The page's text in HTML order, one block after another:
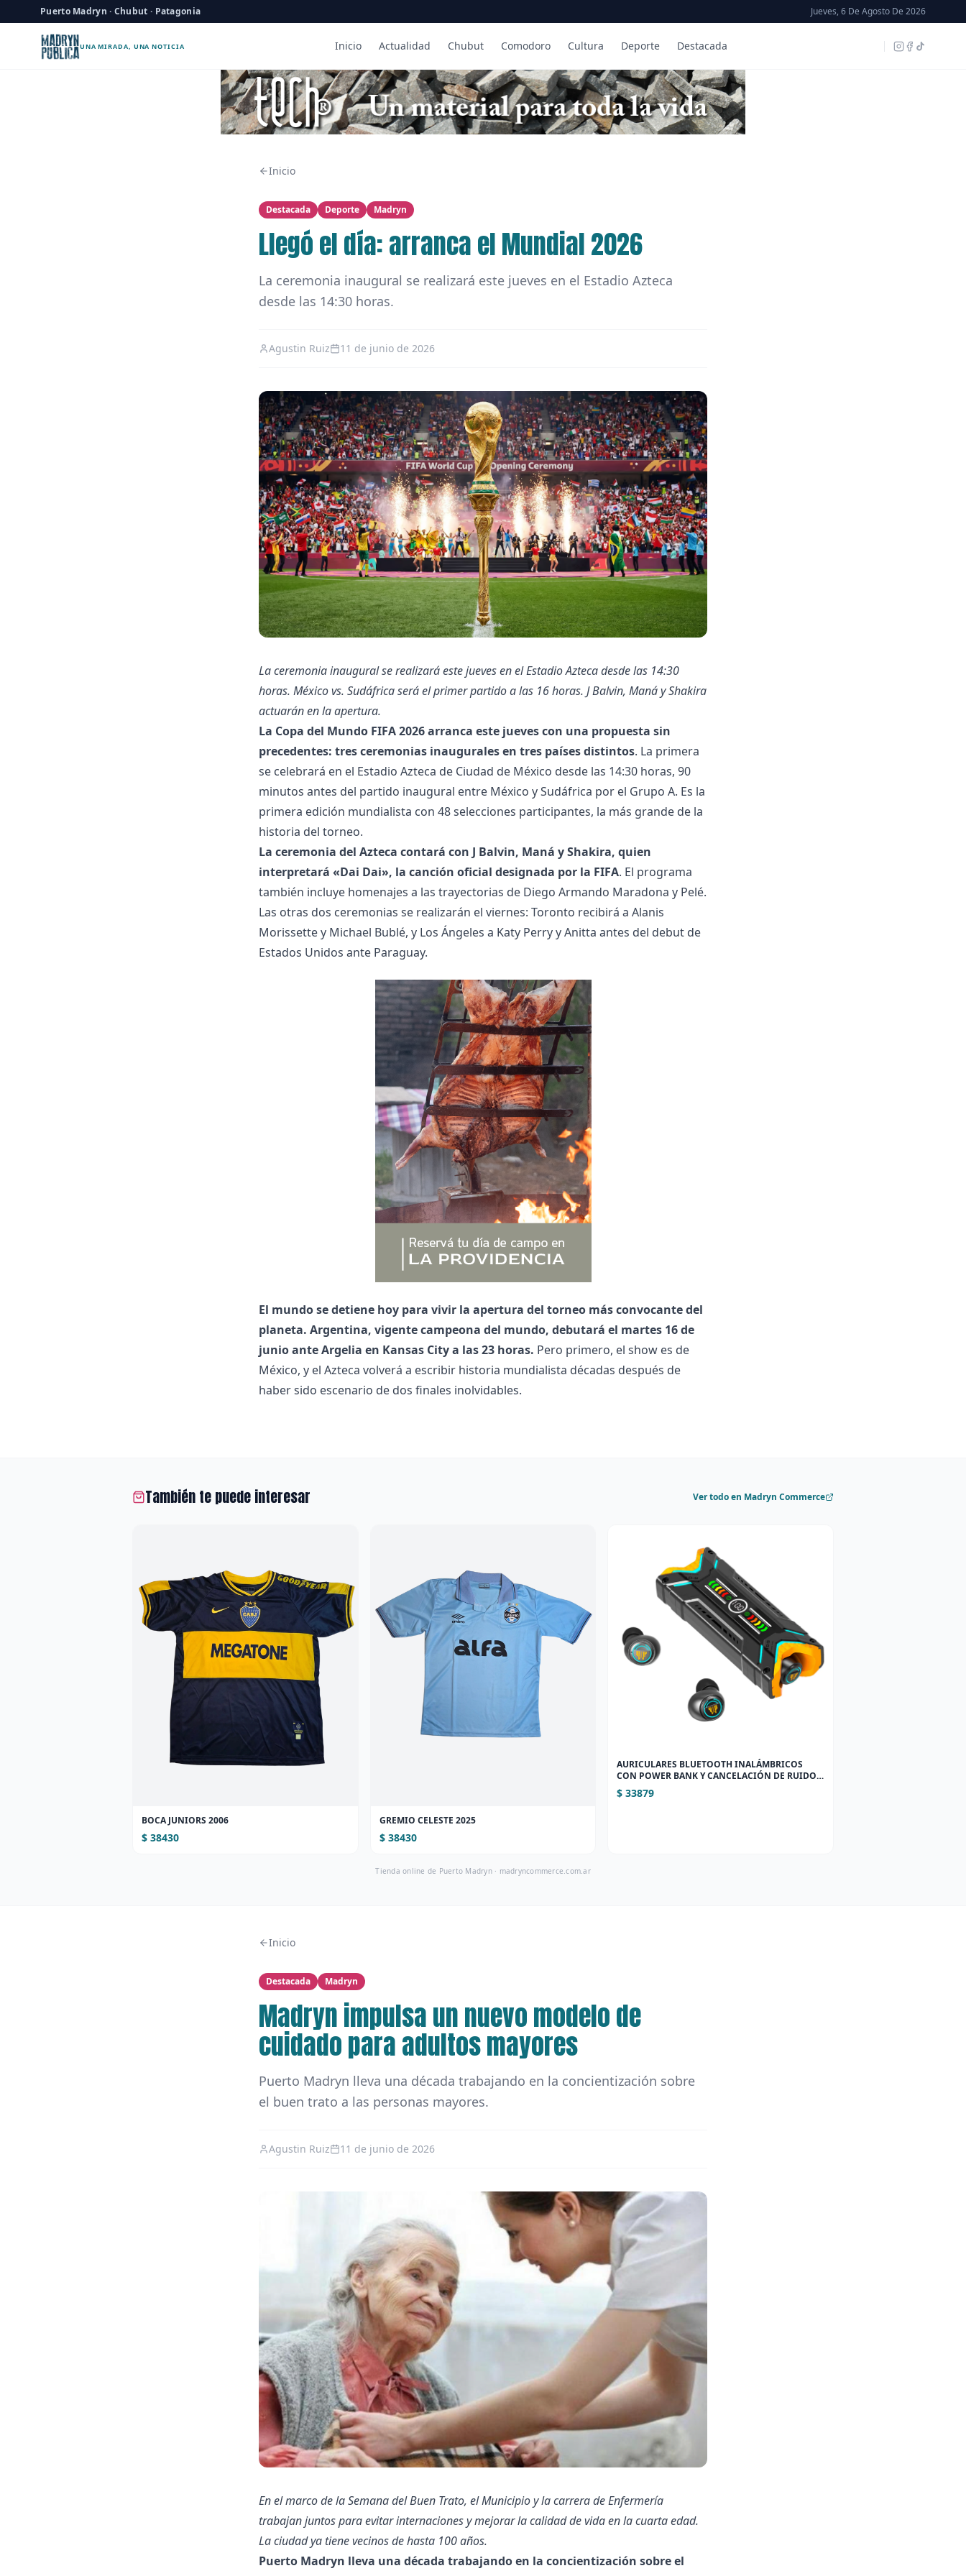
Puerto Madryn · Chubut · Patagonia Jueves, 6 De Agosto De 2026
UNA MIRADA, UNA NOTICIA Inicio Actualidad Chubut Comodoro Cultura Deporte Destacada
Inicio
Destacada Deporte Madryn
Llegó el día: arranca el Mundial 2026
La ceremonia inaugural se realizará este jueves en el Estadio Azteca
desde las 14:30 horas.
Agustin Ruiz 11 de junio de 2026
La ceremonia inaugural se realizará este jueves en el Estadio Azteca desde las 14:30
horas. México vs. Sudáfrica será el primer partido a las 16 horas. J Balvin, Maná y Shakira
actuarán en la apertura.
La Copa del Mundo FIFA 2026 arranca este jueves con una propuesta sin
precedentes: tres ceremonias inaugurales en tres países distintos. La primera
se celebrará en el Estadio Azteca de Ciudad de México desde las 14:30 horas, 90
minutos antes del partido inaugural entre México y Sudáfrica por el Grupo A. Es la
primera edición mundialista con 48 selecciones participantes, la más grande de la
historia del torneo.
La ceremonia del Azteca contará con J Balvin, Maná y Shakira, quien
interpretará «Dai Dai», la canción oficial designada por la FIFA. El programa
también incluye homenajes a las trayectorias de Diego Armando Maradona y Pelé.
Las otras dos ceremonias se realizarán el viernes: Toronto recibirá a Alanis
Morissette y Michael Bublé, y Los Ángeles a Katy Perry y Anitta antes del debut de
Estados Unidos ante Paraguay.
El mundo se detiene hoy para vivir la apertura del torneo más convocante del
planeta. Argentina, vigente campeona del mundo, debutará el martes 16 de
junio ante Argelia en Kansas City a las 23 horas. Pero primero, el show es de
México, y el Azteca volverá a escribir historia mundialista décadas después de
haber sido escenario de dos finales inolvidables.
También te puede interesar Ver todo en Madryn Commerce
BOCA JUNIORS 2006
$ 38430
GREMIO CELESTE 2025
$ 38430
AURICULARES BLUETOOTH INALÁMBRICOS
CON POWER BANK Y CANCELACIÓN DE RUIDO
(M48)
$ 33879
Tienda online de Puerto Madryn · madryncommerce.com.ar
Inicio
Destacada Madryn
Madryn impulsa un nuevo modelo de
cuidado para adultos mayores
Puerto Madryn lleva una década trabajando en la concientización sobre
el buen trato a las personas mayores.
Agustin Ruiz 11 de junio de 2026
En el marco de la Semana del Buen Trato, el Municipio y la carrera de Enfermería
trabajan juntos para evitar internaciones y mejorar la calidad de vida en la cuarta edad.
La ciudad ya tiene vecinos de hasta 100 años.
Puerto Madryn lleva una década trabajando en la concientización sobre el